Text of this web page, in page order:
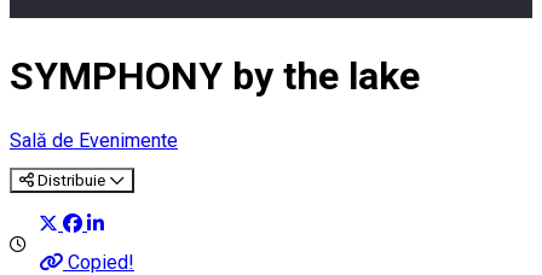
SYMPHONY by the lake
Sală de Evenimente
Distribuie
Copied!